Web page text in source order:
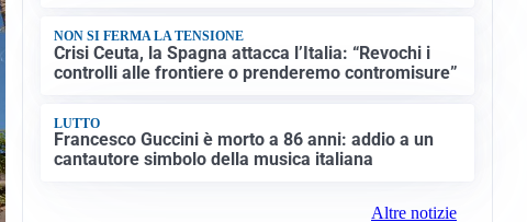
NON SI FERMA LA TENSIONE
Crisi Ceuta, la Spagna attacca l’Italia: “Revochi i
controlli alle frontiere o prenderemo contromisure”
LUTTO
Francesco Guccini è morto a 86 anni: addio a un
cantautore simbolo della musica italiana
Altre notizie